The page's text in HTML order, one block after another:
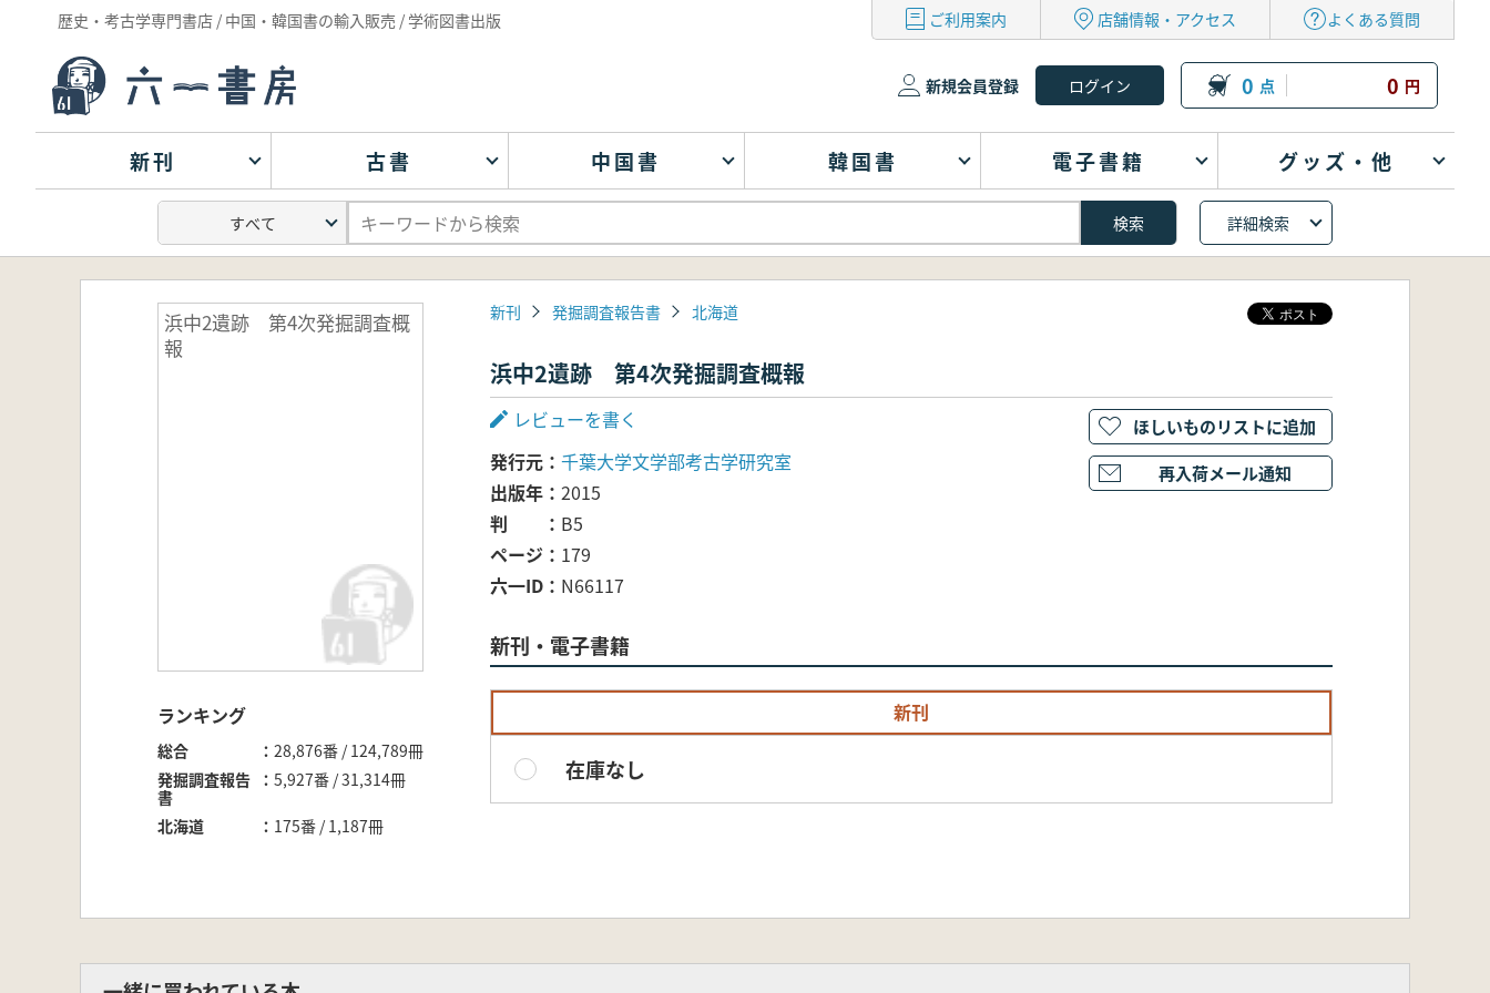
歴史・考古学専門書店 / 中国・韓国書の輸入販売 / 学術図書出版 ご利用案内 店舗情報・アクセス よくある質問
新規会員登録 0 点 0 円
新刊 古書 中国書 韓国書 電子書籍 グッズ・他
詳細検索
浜中2遺跡 第4次発掘調査概
報
ランキング
総合
28,876番 / 124,789冊
発掘調査報告
書
5,927番 / 31,314冊
北海道 175番 / 1,187冊
新刊 発掘調査報告書 北海道
浜中2遺跡 第4次発掘調査概報
レビューを書く
発行元
千葉大学文学部考古学研究室
出版年
2015
判
B5
ページ
179
六一ID
N66117
新刊・電子書籍
新刊
在庫なし
ほしいものリストに追加
再入荷メール通知